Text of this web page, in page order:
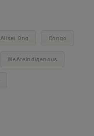
Alisei Ong Congo
WeAreIndigenous